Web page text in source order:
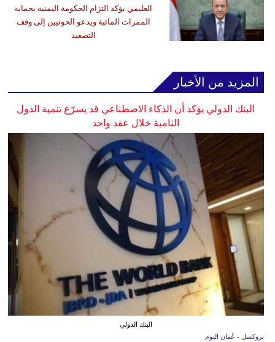
العليمي يؤكد التزام الحكومة اليمنية بحماية
الممرات المائية ويدعو الحوثيين إلى وقف
التصعيد
المزيد من الأخبار
البنك الدولي يؤكد أن الذكاء الاصطناعي قد يسرّع تنمية الدول
النامية خلال عقد واحد
البنك الدولي
بروكسل - عُمان اليوم